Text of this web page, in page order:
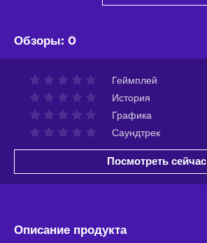
Обзоры: 0
Геймплей
История
Графика
Саундтрек
Посмотреть сейчас
Описание продукта